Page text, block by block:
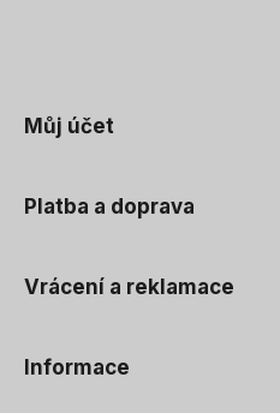
Můj účet
Platba a doprava
Vrácení a reklamace
Informace